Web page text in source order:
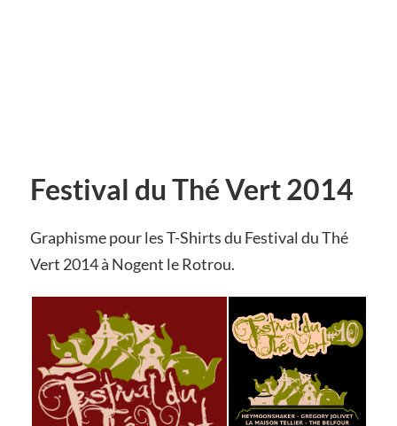
Festival du Thé Vert 2014
Graphisme pour les T-Shirts du Festival du Thé
Vert 2014 à Nogent le Rotrou.